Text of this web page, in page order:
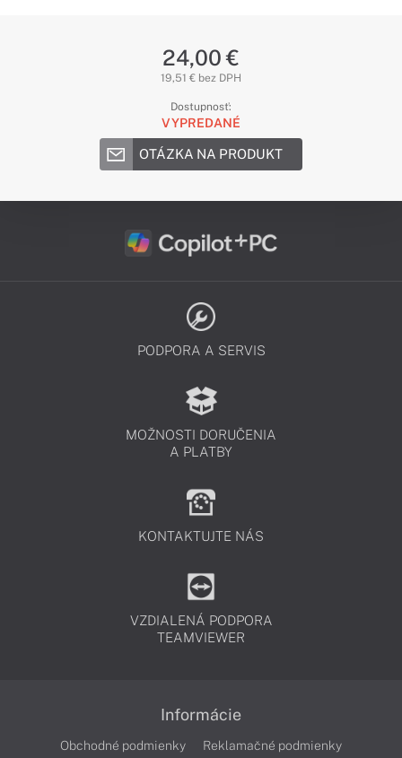
24,00 €
19,51 € bez DPH
Dostupnosť:
VYPREDANÉ
OTÁZKA NA PRODUKT
PODPORA A SERVIS
MOŽNOSTI DORUČENIA
A PLATBY
KONTAKTUJTE NÁS
VZDIALENÁ PODPORA
TEAMVIEWER
Informácie
Obchodné podmienky
Reklamačné podmienky